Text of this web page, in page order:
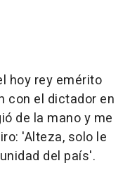
hoy rey emérito
con el dictador en
de la mano y me
'Alteza, solo le
del país'.